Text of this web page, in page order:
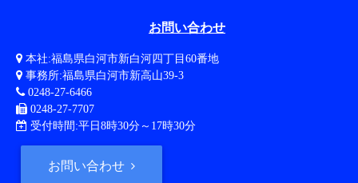
お問い合わせ
本社:福島県白河市新白河四丁目60番地
事務所:福島県白河市新高山39-3
0248-27-6466
0248-27-7707
受付時間:平日8時30分～17時30分
お問い合わせ